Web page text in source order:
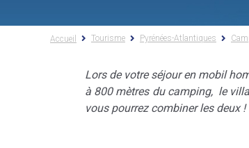
Accueil Tourisme Pyrénées-Atlantiques
Lors de votre séjour en mobil
à 800 mètres du camping, le
vous pourrez combiner les deux !